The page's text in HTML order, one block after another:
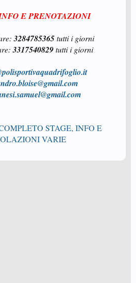
E PRENOTAZIONI
3284785365tutti i giorni
3317540829tutti i giorni
STAGE, INFO E
VARIE